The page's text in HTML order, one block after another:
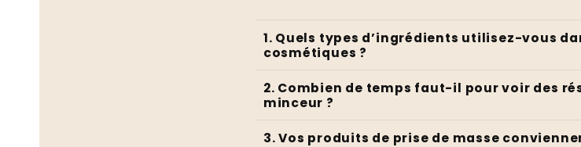
1. Quels types d’ingrédients utilisez-vous
cosmétiques ?
2. Combien de temps faut-il pour voir des
minceur ?
3. Vos produits de prise de masse